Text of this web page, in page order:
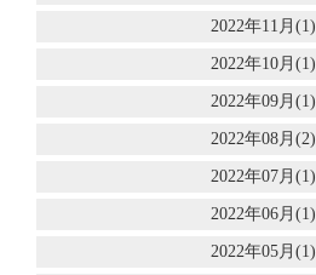
2022年11月(1)
2022年10月(1)
2022年09月(1)
2022年08月(2)
2022年07月(1)
2022年06月(1)
2022年05月(1)